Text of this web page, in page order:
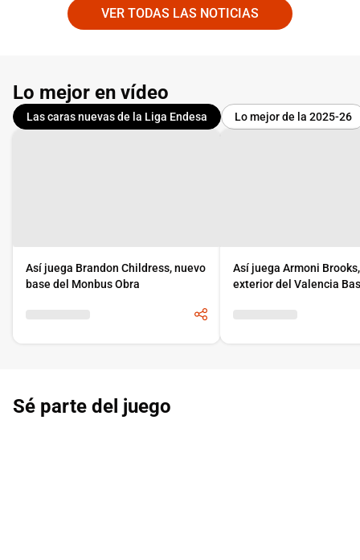
VER TODAS LAS NOTICIAS
Lo mejor en vídeo
Las caras nuevas de la Liga Endesa Lo mejor de la 2025-26
Así juega Brandon Childress, nuevo
base del Monbus Obra
Así juega Armoni
exterior del Valencia
Sé parte del juego